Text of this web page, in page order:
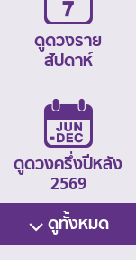
ดูดวงราย
สัปดาห์
ดูดวงครึ่งปีหลัง
2569
ดูทั้งหมด